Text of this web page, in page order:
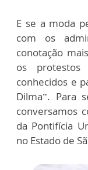
E se a moda
com os
conotação
os protestos
conhecidos e
Dilma”. Para
conversamos
da Pontifícia
no Estado de